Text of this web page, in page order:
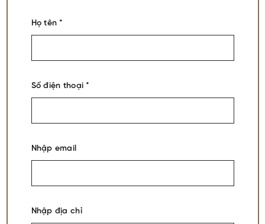
Họ tên *
Số điện thoại *
Nhập email
Nhập địa chỉ